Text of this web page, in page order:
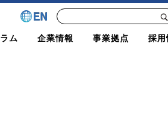
ム 企業情報 事業拠点 採用